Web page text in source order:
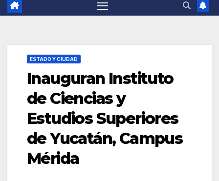
ESTADO Y CIUDAD
Inauguran Instituto
de Ciencias y
Estudios Superiores
de Yucatán, Campus
Mérida